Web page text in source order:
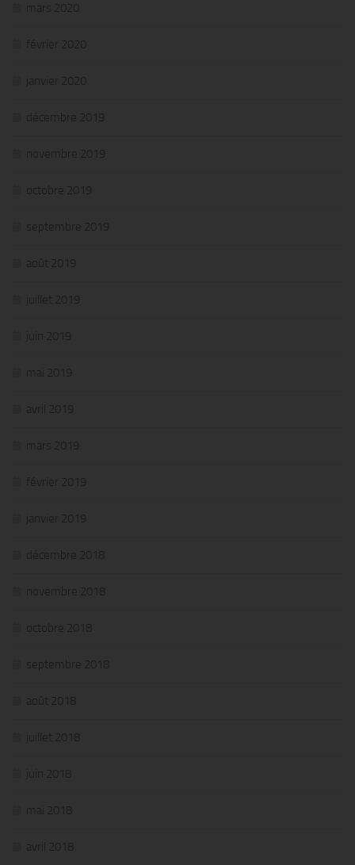
mars 2020
février 2020
janvier 2020
décembre 2019
novembre 2019
octobre 2019
septembre 2019
août 2019
juillet 2019
juin 2019
mai 2019
avril 2019
mars 2019
février 2019
janvier 2019
décembre 2018
novembre 2018
octobre 2018
septembre 2018
août 2018
juillet 2018
juin 2018
mai 2018
avril 2018